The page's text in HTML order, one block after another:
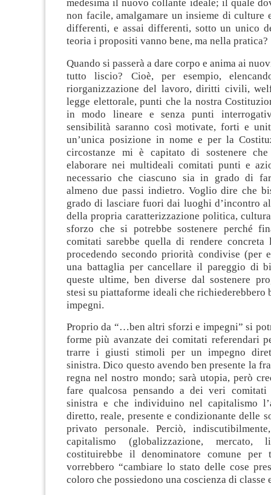
medesima il nuovo collante ideale; il quale
non facile, amalgamare un insieme di
differenti, e assai differenti, sotto un unico
teoria i propositi vanno bene, ma nella pratica?
Quando si passerà a dare corpo e anima ai
tutto liscio? Cioè, per esempio,
riorganizzazione del lavoro, diritti civili,
legge elettorale, punti che la nostra
in modo lineare e senza punti
sensibilità saranno così motivate, forti e
un’unica posizione in nome e per la
circostanze mi è capitato di sostenere
elaborare nei multideali comitati punti e
necessario che ciascuno sia in grado di
almeno due passi indietro. Voglio dire che
grado di lasciare fuori dai luoghi d’incontro
della propria caratterizzazione politica,
sforzo che si potrebbe sostenere perché
comitati sarebbe quella di rendere concreta
procedendo secondo priorità condivise (per
una battaglia per cancellare il pareggio di
queste ultime, ben diverse dal sostenere
stesi su piattaforme ideali che richiederebbero
impegni.
Proprio da “…ben altri sforzi e impegni” si
forme più avanzate dei comitati referendari
trarre i giusti stimoli per un impegno
sinistra. Dico questo avendo ben presente la
regna nel nostro mondo; sarà utopia, però
fare qualcosa pensando a dei veri comitati
sinistra e che individuino nel capitalismo
diretto, reale, presente e condizionante delle
privato personale. Perciò,
capitalismo (globalizzazione, mercato,
costituirebbe il denominatore comune
vorrebbero “cambiare lo stato delle cose
coloro che possiedono una coscienza di classe